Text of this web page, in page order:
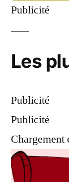
Publicité
Les
Publicité
Publicité
Chargement